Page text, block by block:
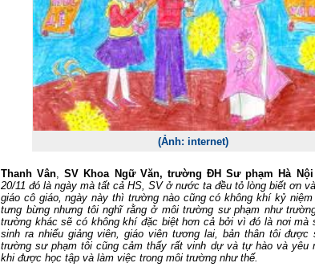
(Ảnh: internet)
Thanh Vân,SV Khoa Ngữ Văn, trường ĐH Sư phạm Hà Nội
20/11 đó là ngày mà tất cả HS, SV ở nước ta đều tỏ lòng biết ơn
giáo cô giáo, ngày này thì trường nào cũng có không khí kỷ niệm
tưng bừng nhưng tôi nghĩ rằng ở môi trường sư phạm như
trường khác sẽ có không khí đặc biệt hơn cả bởi vì đó là nơi mà
sinh ra nhiểu giảng viên, giáo viên tương lai, bản thân tôi được
trường sư phạm tôi cũng cảm thấy rất vinh dự và tự hào và yêu
khi được học tập và làm việc trong môi trường như thế.